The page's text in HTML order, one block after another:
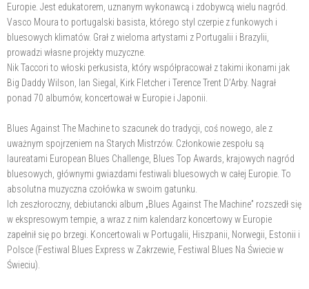
Europie. Jest edukatorem, uznanym wykonawcą i zdobywcą wielu nagród.
Vasco Moura to portugalski basista, którego styl czerpie z funkowych i
bluesowych klimatów. Grał z wieloma artystami z Portugalii i Brazylii,
prowadzi własne projekty muzyczne.
Nik Taccori to włoski perkusista, który współpracował z takimi ikonami jak
Big Daddy Wilson, Ian Siegal, Kirk Fletcher i Terence Trent D’Arby. Nagrał
ponad 70 albumów, koncertował w Europie i Japonii.
Blues Against The Machine to szacunek do tradycji, coś nowego, ale z
uważnym spojrzeniem na Starych Mistrzów. Członkowie zespołu są
laureatami European Blues Challenge, Blues Top Awards, krajowych nagród
bluesowych, głównymi gwiazdami festiwali bluesowych w całej Europie. To
absolutna muzyczna czołówka w swoim gatunku.
Ich zeszłoroczny, debiutancki album „Blues Against The Machine” rozszedł się
w ekspresowym tempie, a wraz z nim kalendarz koncertowy w Europie
zapełnił się po brzegi. Koncertowali w Portugalii, Hiszpanii, Norwegii, Estonii i
Polsce (Festiwal Blues Express w Zakrzewie, Festiwal Blues Na Świecie w
Świeciu).